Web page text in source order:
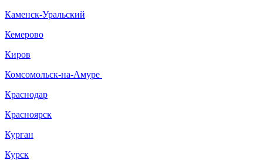
Каменск-Уральский
Кемерово
Киров
Комсомольск-на-Амуре
Краснодар
Красноярск
Курган
Курск